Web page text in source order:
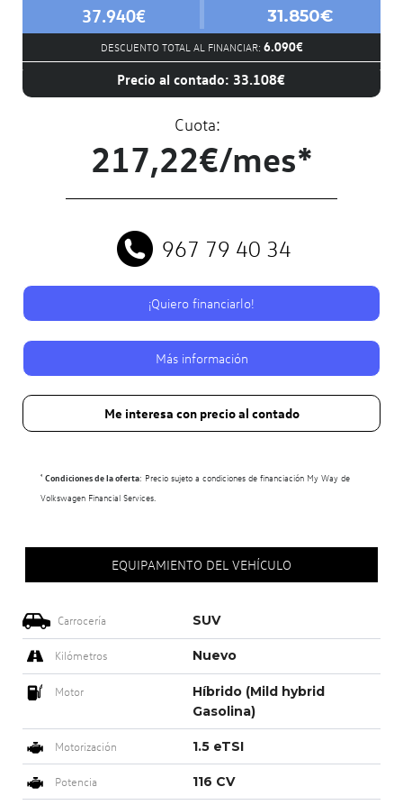
37.940€ 31.850€
DESCUENTO TOTAL AL FINANCIAR: 6.090€
Precio al contado: 33.108€
Cuota:
217,22€/mes*
967 79 40 34
¡Quiero financiarlo!
Más información
Me interesa con precio al contado
¹ Condiciones de la oferta: Precio sujeto a condiciones de financiación My Way de
Volkswagen Financial Services.
EQUIPAMIENTO DEL VEHÍCULO
Carrocería SUV
Kilómetros Nuevo
Motor
Híbrido (Mild hybrid
Gasolina)
Motorización 1.5 eTSI
Potencia 116 CV